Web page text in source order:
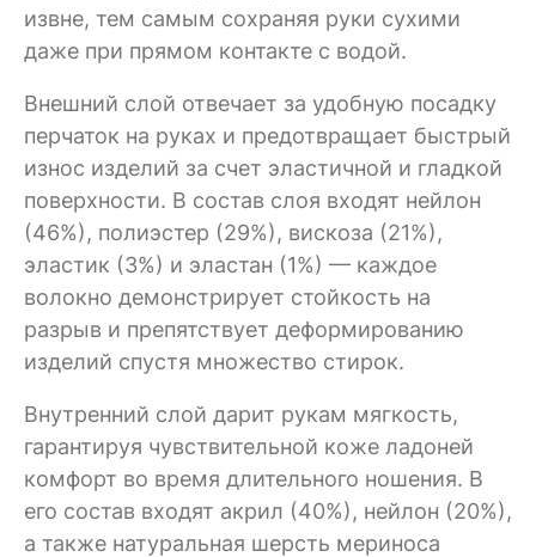
извне, тем самым сохраняя руки сухими
даже при прямом контакте с водой.
Внешний слой отвечает за удобную посадку
перчаток на руках и предотвращает быстрый
износ изделий за счет эластичной и гладкой
поверхности. В состав слоя входят нейлон
(46%), полиэстер (29%), вискоза (21%),
эластик (3%) и эластан (1%) — каждое
волокно демонстрирует стойкость на
разрыв и препятствует деформированию
изделий спустя множество стирок.
Внутренний слой дарит рукам мягкость,
гарантируя чувствительной коже ладоней
комфорт во время длительного ношения. В
его состав входят акрил (40%), нейлон (20%),
а также натуральная шерсть мериноса